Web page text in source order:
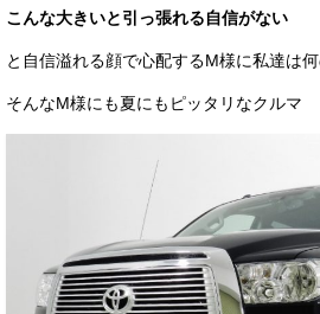
イベント
ニュース
お客様の声
お問い合わせ
メールフォーム
こんな大きいと引っ張れる自信がない
と自信溢れる顔で心配するM様に私達は
そんなM様にも夏にもピッタリなクルマ